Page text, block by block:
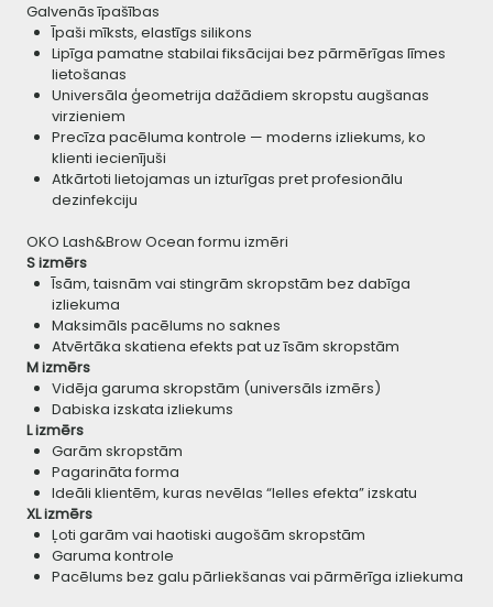
Galvenās īpašības
Īpaši mīksts, elastīgs silikons
Lipīga pamatne stabilai fiksācijai bez pārmērīgas līmes
lietošanas
Universāla ģeometrija dažādiem skropstu augšanas
virzieniem
Precīza pacēluma kontrole — moderns izliekums, ko
klienti iecienījuši
Atkārtoti lietojamas un izturīgas pret profesionālu
dezinfekciju
OKO Lash&Brow Ocean formu izmēri
S izmērs
Īsām, taisnām vai stingrām skropstām bez dabīga
izliekuma
Maksimāls pacēlums no saknes
Atvērtāka skatiena efekts pat uz īsām skropstām
M izmērs
Vidēja garuma skropstām (universāls izmērs)
Dabiska izskata izliekums
L izmērs
Garām skropstām
Pagarināta forma
Ideāli klientēm, kuras nevēlas “lelles efekta” izskatu
XL izmērs
Ļoti garām vai haotiski augošām skropstām
Garuma kontrole
Pacēlums bez galu pārliekšanas vai pārmērīga izliekuma